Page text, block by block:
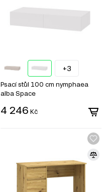
+3
Psací stůl 100 cm nymphaea
alba Space
4 246 Kč